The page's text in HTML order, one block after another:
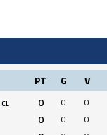
PT G V
CL 0 0 0
0 0 0